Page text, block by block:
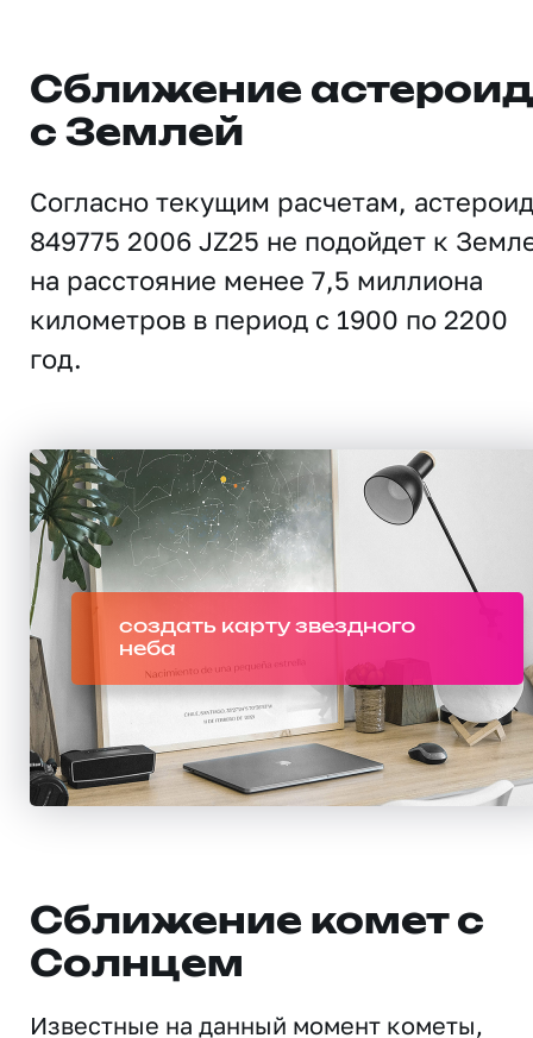
Сближение
с Землей
Согласно текущим расчетам, астероид
849775 2006 JZ25 не подойдет к
на расстояние менее 7,5 миллиона
километров в период с 1900 по 2200
год.
создать карту звездного
неба
Сближение комет с
Солнцем
Известные на данный момент кометы,